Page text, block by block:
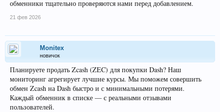
обменники тщательно проверяются нами перед добавлением.
21 фев 2026
Monitex
новичок
Планируете продать Zcash (ZEC) для покупки Dash? Наш
мониторинг агрегирует лучшие курсы. Мы поможем совершить
обмен Zcash на Dash быстро и с минимальными потерями.
Каждый обменник в списке — с реальными отзывами
пользователей.